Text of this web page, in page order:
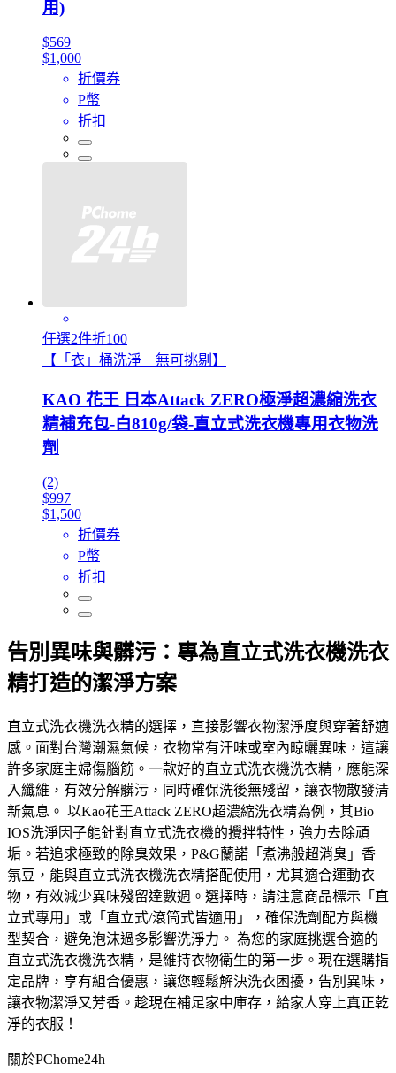
用)
$569
$1,000
折價券
P幣
折扣
任選2件折100
【「衣」桶洗淨 無可挑剔】
KAO 花王 日本Attack ZERO極淨超濃縮洗衣
精補充包-白810g/袋-直立式洗衣機專用衣物洗
劑
(2)
$997
$1,500
折價券
P幣
折扣
告別異味與髒污：專為直立式洗衣機洗衣
精打造的潔淨方案
直立式洗衣機洗衣精的選擇，直接影響衣物潔淨度與穿著舒適
感。面對台灣潮濕氣候，衣物常有汗味或室內晾曬異味，這讓
許多家庭主婦傷腦筋。一款好的直立式洗衣機洗衣精，應能深
入纖維，有效分解髒污，同時確保洗後無殘留，讓衣物散發清
新氣息。 以Kao花王Attack ZERO超濃縮洗衣精為例，其Bio
IOS洗淨因子能針對直立式洗衣機的攪拌特性，強力去除頑
垢。若追求極致的除臭效果，P&G蘭諾「煮沸般超消臭」香
氛豆，能與直立式洗衣機洗衣精搭配使用，尤其適合運動衣
物，有效減少異味殘留達數週。選擇時，請注意商品標示「直
立式專用」或「直立式/滾筒式皆適用」，確保洗劑配方與機
型契合，避免泡沫過多影響洗淨力。 為您的家庭挑選合適的
直立式洗衣機洗衣精，是維持衣物衛生的第一步。現在選購指
定品牌，享有組合優惠，讓您輕鬆解決洗衣困擾，告別異味，
讓衣物潔淨又芳香。趁現在補足家中庫存，給家人穿上真正乾
淨的衣服！
關於PChome24h